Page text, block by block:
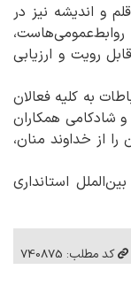
و اندیشه نیز در
رویت و ارزیابی
به کلیه فعالان
و شادکامی همکاران
از خداوند منان،
استانداری
کد مطلب: 740875